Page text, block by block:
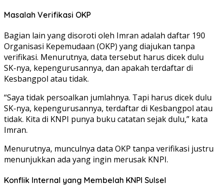
Masalah Verifikasi OKP
Bagian lain yang disoroti oleh Imran adalah daftar 190
Organisasi Kepemudaan (OKP) yang diajukan tanpa
verifikasi. Menurutnya, data tersebut harus dicek dulu
SK-nya, kepengurusannya, dan apakah terdaftar di
Kesbangpol atau tidak.
“Saya tidak persoalkan jumlahnya. Tapi harus dicek dulu
SK-nya, kepengurusannya, terdaftar di Kesbangpol atau
tidak. Kita di KNPI punya buku catatan sejak dulu,” kata
Imran.
Menurutnya, munculnya data OKP tanpa verifikasi justru
menunjukkan ada yang ingin merusak KNPI.
Konflik Internal yang Membelah KNPI Sulsel